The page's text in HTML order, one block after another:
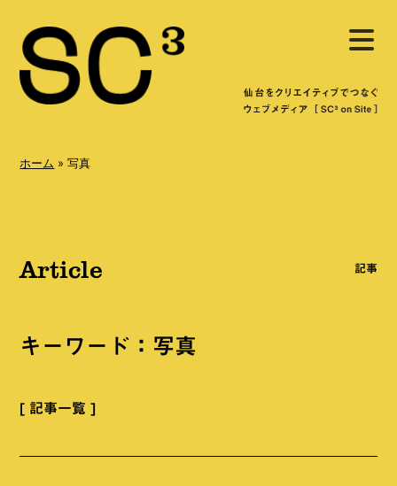
メ
ニ
を
開
く
ホーム »写真
Article 記事
キーワード：写真
[ 記事一覧 ]